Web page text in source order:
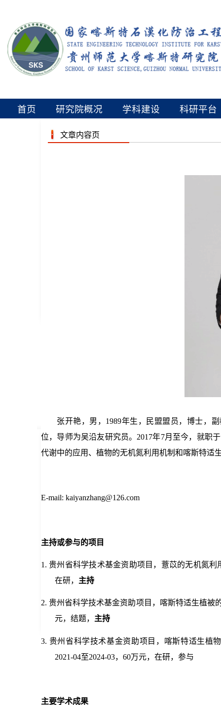
首页 研究院概况 学科建设 科研平台
文章内容页
张开艳，男，1989年生，民盟盟员，博士，
位，导师为吴沿友研究员。2017年7月至今，就职
代谢中的应用、植物的无机氮利用机制和喀斯特适
E-mail: kaiyanzhang@126.com
主持或参与的项目
1.贵州省科学技术基金资助项目，薏苡的无机氮利
在研， 主持
2.贵州省科学技术基金资助项目，喀斯特适生植被
元，结题， 主持
3. 贵州省科学技术基金资助项目，喀斯特适生植
2021-04至2024-03，60万元，在研，参与
主要学术成果